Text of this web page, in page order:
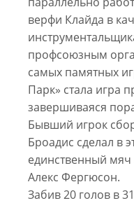
верфи Клайда в
профсоюзным
самых памятных
Парк» стала игра
завершиваяся
Бывший игрок
Броадис сделал в
единственный мяч
Алекс Фергюсон.
Забив 20 голов в